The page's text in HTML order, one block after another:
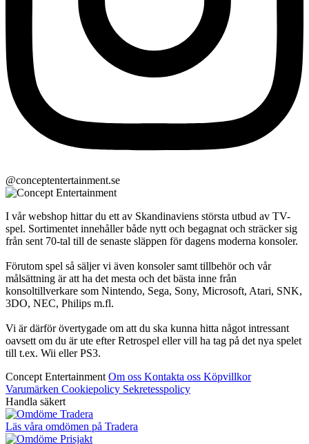
@conceptentertainment.se
I vår webshop hittar du ett av Skandinaviens största utbud av TV-
spel. Sortimentet innehåller både nytt och begagnat och sträcker sig
från sent 70-tal till de senaste släppen för dagens moderna konsoler.
Förutom spel så säljer vi även konsoler samt tillbehör och vår
målsättning är att ha det mesta och det bästa inne från
konsoltillverkare som Nintendo, Sega, Sony, Microsoft, Atari, SNK,
3DO, NEC, Philips m.fl.
Vi är därför övertygade om att du ska kunna hitta något intressant
oavsett om du är ute efter Retrospel eller vill ha tag på det nya spelet
till t.ex. Wii eller PS3.
Concept Entertainment Om oss Kontakta oss Köpvillkor
Varumärken Cookiepolicy Sekretesspolicy
Handla säkert
Läs våra omdömen på Tradera